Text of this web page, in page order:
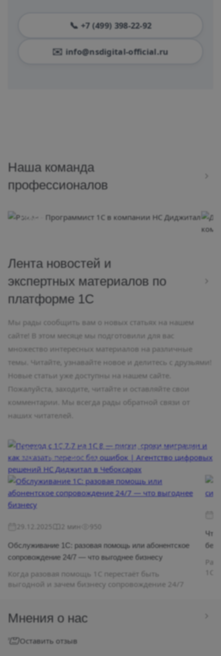
+7 (499) 398-22-92
info@nsdigital-official.ru
Наша команда
профессионалов
Роман
info@nsdigital-official.ru
Лента новостей и
экспертных материалов по
платформе 1С
Мы рады сообщить вам о новых статьях на нашем
сайте! В этом месяце мы подготовили для вас
множество интересных материалов на различные
темы. Читайте, узнавайте новое и делитесь с друзьями!
Новые статьи уже доступны на нашем сайте.
Пожалуйста, заходите, читайте и оставляйте свои
комментарии. Мы всегда рады обратной связи от
наших читателей.
Переход с 1С 7.7 на 1С 8: когда тянуть уже нельзя и
чем это грозит бизнесу
29.12.2025 2 мин 950
Обслуживание 1С: разовая помощь или абонентское
сопровождение 24/7 — что выгоднее бизнесу
Когда разовая помощь 1С перестаёт быть
выгодной и зачем бизнесу сопровождение 24/7
Что
без
1С
Мнения о нас
Оставить отзыв